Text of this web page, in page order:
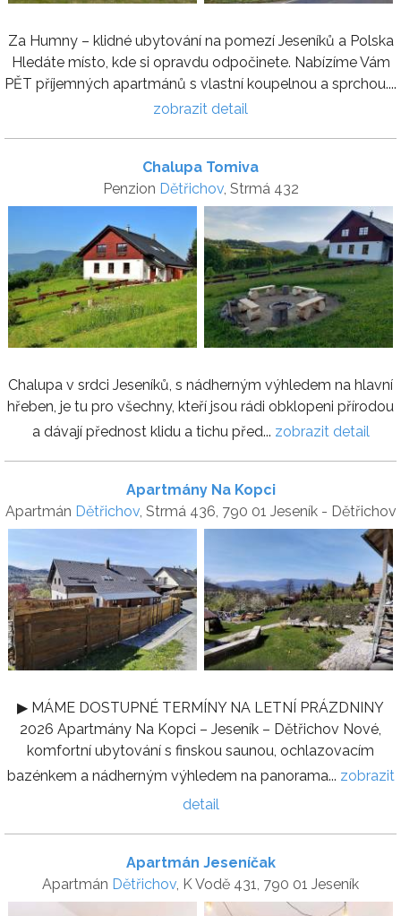
Za Humny – klidné ubytování na pomezí Jeseníků a Polska
Hledáte místo, kde si opravdu odpočinete. Nabízíme Vám
PĚT příjemných apartmánů s vlastní koupelnou a sprchou....
zobrazit detail
Chalupa Tomiva
Penzion Dětřichov, Strmá 432
Chalupa v srdci Jeseníků, s nádherným výhledem na hlavní
hřeben, je tu pro všechny, kteří jsou rádi obklopeni přírodou
a dávají přednost klidu a tichu před... zobrazit detail
Apartmány Na Kopci
Apartmán Dětřichov, Strmá 436, 790 01 Jeseník - Dětřichov
▶ MÁME DOSTUPNÉ TERMÍNY NA LETNÍ PRÁZDNINY
2026 Apartmány Na Kopci – Jeseník – Dětřichov Nové,
komfortní ubytování s finskou saunou, ochlazovacím
bazénkem a nádherným výhledem na panorama... zobrazit
detail
Apartmán Jeseníčak
Apartmán Dětřichov, K Vodě 431, 790 01 Jeseník